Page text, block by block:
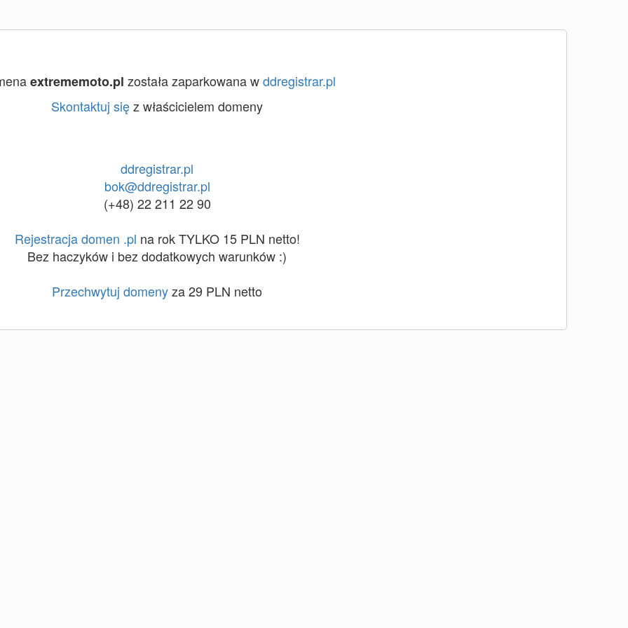
extrememoto.pl została zaparkowana wddregistrar.pl
Skontaktuj sięz właścicielem domeny
ddregistrar.pl
bok@ddregistrar.pl
(+48) 22 211 22 90
Rejestracja domen .pl na rok TYLKO 15 PLN netto!
Bez haczyków i bez dodatkowych warunków :)
Przechwytuj domenyza 29 PLN netto